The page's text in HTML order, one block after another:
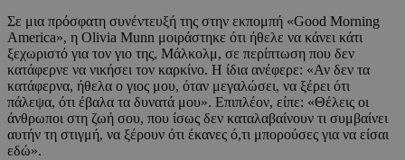
Σε μια πρόσφατη συνέντευξή της στην εκπομπή «Good Morning
America», η Olivia Munn μοιράστηκε ότι ήθελε να κάνει κάτι
ξεχωριστό για τον γιο της, Μάλκολμ, σε περίπτωση που δεν
κατάφερνε να νικήσει τον καρκίνο. Η ίδια ανέφερε: «Αν δεν τα
κατάφερνα, ήθελα ο γιος μου, όταν μεγαλώσει, να ξέρει ότι
πάλεψα, ότι έβαλα τα δυνατά μου». Επιπλέον, είπε: «Θέλεις οι
άνθρωποι στη ζωή σου, που ίσως δεν καταλαβαίνουν τι συμβαίνει
αυτήν τη στιγμή, να ξέρουν ότι έκανες ό,τι μπορούσες για να είσαι
εδώ».